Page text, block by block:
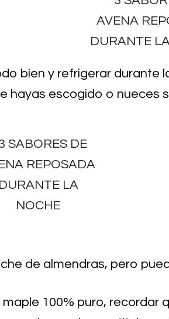
bien y refrigerar durante
hayas escogido o nueces
de almendras, pero
maple 100% puro, recordar